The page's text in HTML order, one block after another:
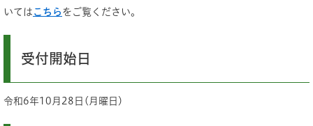
いては こちら をご覧ください。
受付開始日
令和6年10月28日(月曜日)